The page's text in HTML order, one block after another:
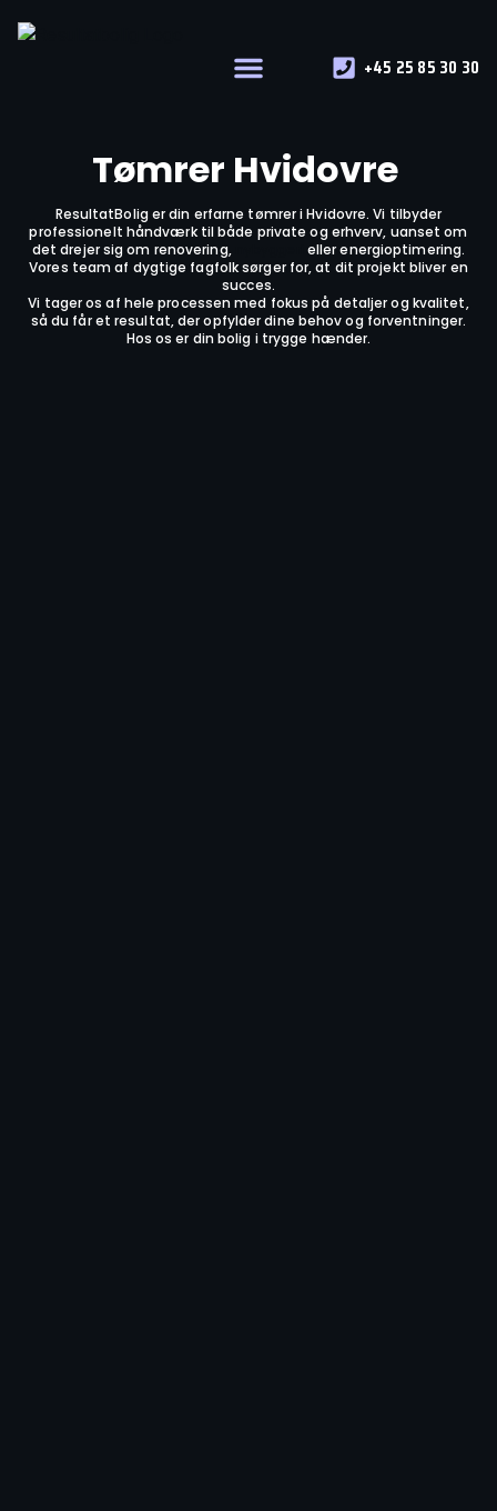
+45 25 85 30 30
Tømrer Hvidovre
ResultatBolig er din erfarne tømrer i Hvidovre. Vi tilbyder
professionelt håndværk til både private og erhverv, uanset om
det drejer sig om renovering,
eller energioptimering.
Vores team af dygtige fagfolk sørger for, at dit projekt bliver en
succes.
Vi tager os af hele processen med fokus på detaljer og kvalitet,
så du får et resultat, der opfylder dine behov og forventninger.
Hos os er din bolig i trygge hænder.